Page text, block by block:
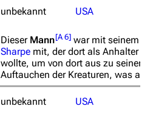
unbekannt USA
Dieser Mann[A 6] war mit seinem
Sharpe mit, der dort als Anhalter
wollte, um von dort aus zu
Auftauchen der Kreaturen, was
unbekannt USA